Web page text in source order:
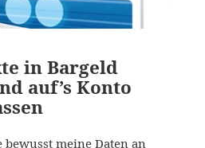
in Bargeld
auf’s Konto
meine Daten an